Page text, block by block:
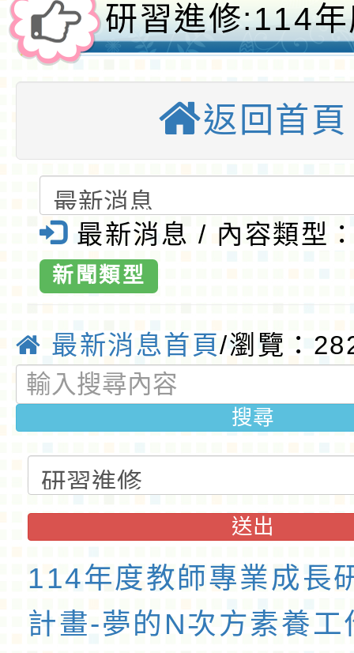
研習進修:114
夢的N次方素養
桃園場-桃園大
球資訊網-桃園
返回首頁
最新消息 / 內容類型
新聞類型
最新消息首頁/瀏覽：
搜尋
送出
114年度教師專業成長
計畫-夢的N次方素養工